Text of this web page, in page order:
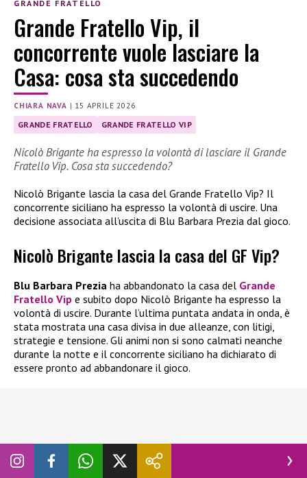
GRANDE FRATELLO
Grande Fratello Vip, il
concorrente vuole lasciare la
Casa: cosa sta succedendo
CHIARA NAVA | 15 APRILE 2026
GRANDE FRATELLO GRANDE FRATELLO VIP
Nicolò Brigante ha espresso la volontà di lasciare il Grande
Fratello Vip. Cosa sta succedendo?
Nicolò Brigante lascia la casa del Grande Fratello Vip? Il
concorrente siciliano ha espresso la volontà di uscire. Una
decisione associata all’uscita di Blu Barbara Prezia dal gioco.
Nicolò Brigante lascia la casa del GF Vip?
Blu Barbara Prezia ha abbandonato la casa del Grande
Fratello Vip e subito dopo Nicolò Brigante ha espresso la
volontà di uscire. Durante l’ultima puntata andata in onda, è
stata mostrata una casa divisa in due alleanze, con litigi,
strategie e tensione. Gli animi non si sono calmati neanche
durante la notte e il concorrente siciliano ha dichiarato di
essere pronto ad abbandonare il gioco.